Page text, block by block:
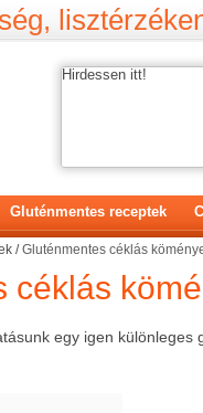
Hirdessen itt!
Gluténmentes receptek
/Gluténmentes céklás
céklás
egy igen különleges